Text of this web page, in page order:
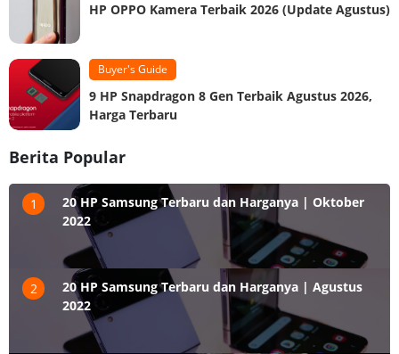
HP OPPO Kamera Terbaik 2026 (Update Agustus)
Buyer's Guide
9 HP Snapdragon 8 Gen Terbaik Agustus 2026,
Harga Terbaru
Berita Popular
1
20 HP Samsung Terbaru dan Harganya | Oktober
2022
2
20 HP Samsung Terbaru dan Harganya | Agustus
2022